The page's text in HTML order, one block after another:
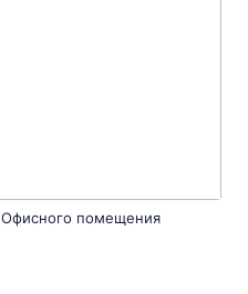
Офисного помещения